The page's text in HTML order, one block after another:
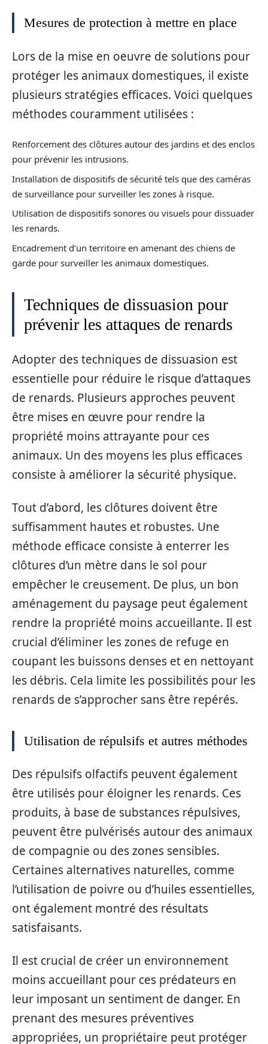
Mesures de protection à mettre en place
Lors de la mise en oeuvre de solutions pour
protéger les animaux domestiques, il existe
plusieurs stratégies efficaces. Voici quelques
méthodes couramment utilisées :
Renforcement des clôtures autour des jardins et des enclos
pour prévenir les intrusions.
Installation de dispositifs de sécurité tels que des caméras
de surveillance pour surveiller les zones à risque.
Utilisation de dispositifs sonores ou visuels pour dissuader
les renards.
Encadrement d’un territoire en amenant des chiens de
garde pour surveiller les animaux domestiques.
Techniques de dissuasion pour
prévenir les attaques de renards
Adopter des techniques de dissuasion est
essentielle pour réduire le risque d’attaques
de renards. Plusieurs approches peuvent
être mises en œuvre pour rendre la
propriété moins attrayante pour ces
animaux. Un des moyens les plus efficaces
consiste à améliorer la sécurité physique.
Tout d’abord, les clôtures doivent être
suffisamment hautes et robustes. Une
méthode efficace consiste à enterrer les
clôtures d’un mètre dans le sol pour
empêcher le creusement. De plus, un bon
aménagement du paysage peut également
rendre la propriété moins accueillante. Il est
crucial d’éliminer les zones de refuge en
coupant les buissons denses et en nettoyant
les débris. Cela limite les possibilités pour les
renards de s’approcher sans être repérés.
Utilisation de répulsifs et autres méthodes
Des répulsifs olfactifs peuvent également
être utilisés pour éloigner les renards. Ces
produits, à base de substances répulsives,
peuvent être pulvérisés autour des animaux
de compagnie ou des zones sensibles.
Certaines alternatives naturelles, comme
l’utilisation de poivre ou d’huiles essentielles,
ont également montré des résultats
satisfaisants.
Il est crucial de créer un environnement
moins accueillant pour ces prédateurs en
leur imposant un sentiment de danger. En
prenant des mesures préventives
appropriées, un propriétaire peut protéger